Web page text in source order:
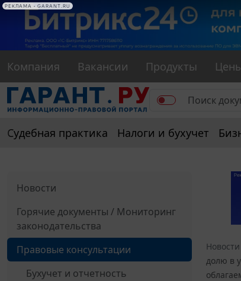
РЕКЛАМА
Компания Вакансии Продукты
Судебная практика Налоги и бухучет
Новости
Горячие документы / Мониторинг
законодательства
Правовые консультации
Бухучет и отчетность
долю в
РЕКЛАМА • GARANT.RU